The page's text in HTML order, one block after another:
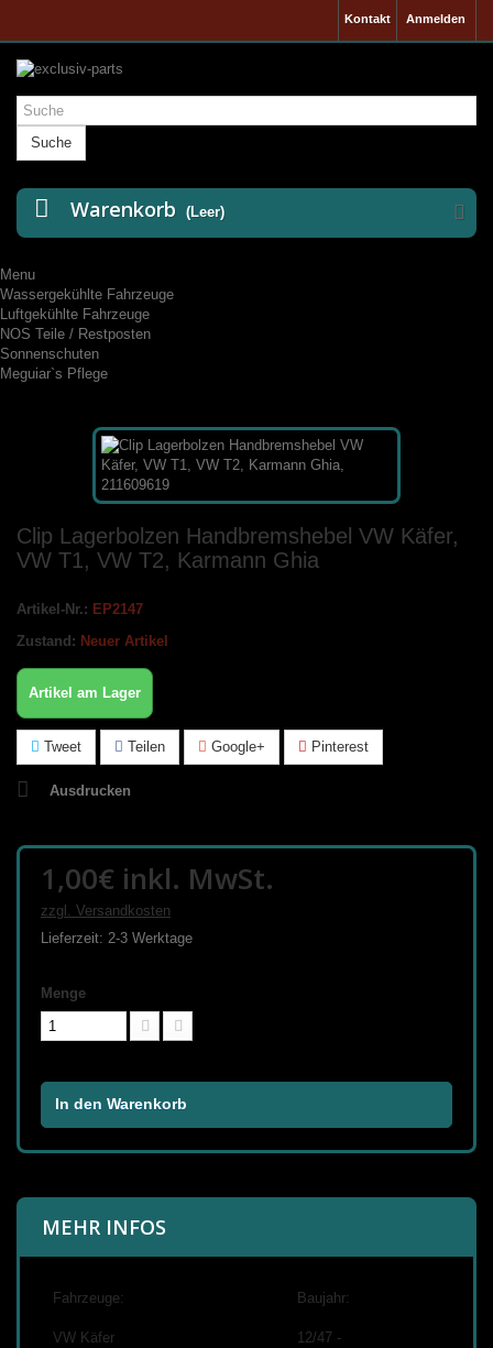
Anmelden
Kontakt
Suche
Warenkorb (Leer)
Menu
Wassergekühlte Fahrzeuge
Luftgekühlte Fahrzeuge
NOS Teile / Restposten
Sonnenschuten
Meguiar`s Pflege
Clip Lagerbolzen Handbremshebel VW Käfer,
VW T1, VW T2, Karmann Ghia
Artikel-Nr.: EP2147
Zustand: Neuer Artikel
Artikel am Lager
Tweet Teilen Google+ Pinterest
Ausdrucken
1,00€ inkl. MwSt.
zzgl. Versandkosten
Lieferzeit: 2-3 Werktage
Menge
In den Warenkorb
MEHR INFOS
Fahrzeuge: Baujahr:
VW Käfer
12/47 -